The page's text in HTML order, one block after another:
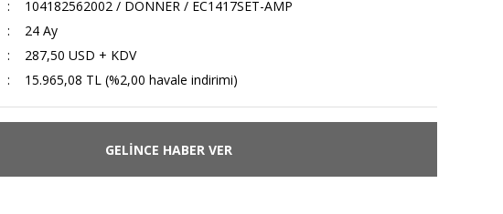
104182562002 / DONNER / EC1417SET-AMP
24 Ay
287,50 USD + KDV
15.965,08 TL (%2,00 havale indirimi)
GELİNCE HABER VER